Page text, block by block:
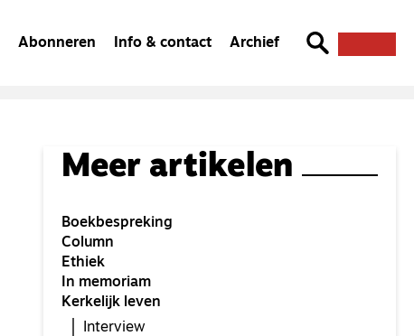
Abonneren Info & contact Archief
Meer artikelen
Boekbespreking
Column
Ethiek
In memoriam
Kerkelijk leven
Interview